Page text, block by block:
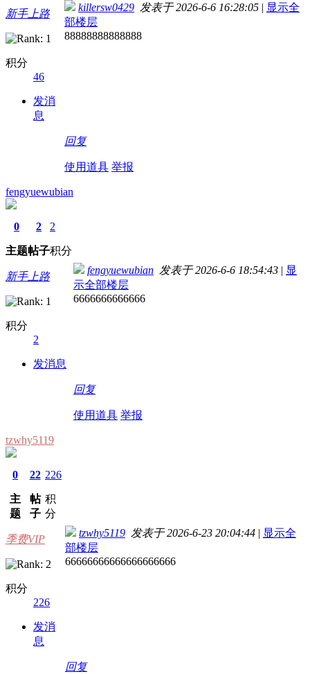
新手上路
积分
46
发消
息
killersw0429 发表于 2026-6-6 16:28:05 | 显示全
部楼层
88888888888888
回复
使用道具 举报
fengyuewubian
0
主题
2
帖子
2
积分
新手上路
积分
2
发消息
fengyuewubian 发表于 2026-6-6 18:54:43 | 显
示全部楼层
6666666666666
回复
使用道具 举报
tzwhy5119
0
主
题
22
帖
子
226
积
分
季费VIP
积分
226
发消
息
tzwhy5119 发表于 2026-6-23 20:04:44 | 显示全
部楼层
66666666666666666666
回复